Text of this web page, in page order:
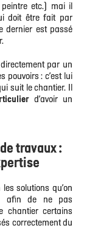
etc.) mai il
doit être fait par
dernier est passé
par un
pouvoirs : c’est lui
suit le chantier. Il
d’avoir un
travaux :
solutions qu’on
afin de ne pas
chantier certains
correctement du